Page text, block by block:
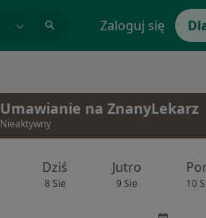
Zaloguj się
Umawianie na ZnanyLekarz
Nieaktywny
Dziś
8 Sie
Jutro
9 Sie 10